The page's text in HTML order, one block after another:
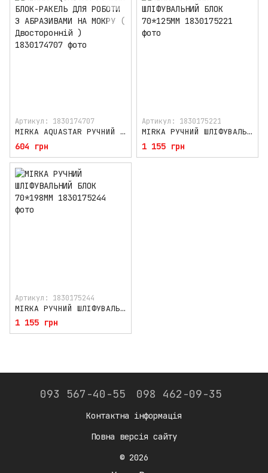
Артикул: 1830174707
MIRKA AQUASTAR РУЧНИЙ БЛОК-РАКЕЛЬ ДЛЯ РОБОТИ З АБРАЗИВАМИ НА МОКРУ ( Двосторонній )
604 грн
Артикул: 1830175221
MIRKA РУЧНИЙ ШЛІФУВАЛЬНИЙ БЛОК 70*125ММ
1 155 грн
Артикул: 1830175244
MIRKA РУЧНИЙ ШЛІФУВАЛЬНИЙ БЛОК 70*198ММ
1 155 грн
093 567-40-55 098 462-09-35
Контактна інформація
Повна версія сайту
© 2026